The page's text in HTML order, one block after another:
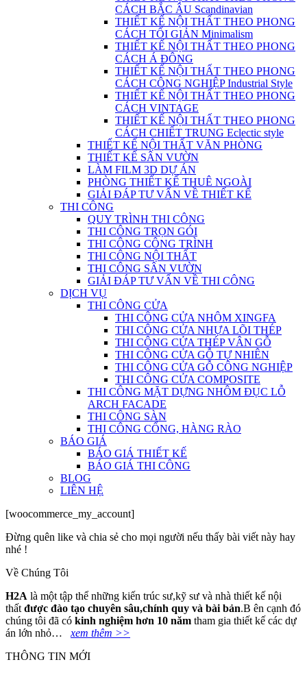
CÁCH BẮC ÂU Scandinavian
THIẾT KẾ NỘI THẤT THEO PHONG
CÁCH TỐI GIẢN Minimalism
THIẾT KẾ NỘI THẤT THEO PHONG
CÁCH Á ĐÔNG
THIẾT KẾ NỘI THẤT THEO PHONG
CÁCH CÔNG NGHIỆP Industrial Style
THIẾT KẾ NỘI THẤT THEO PHONG
CÁCH VINTAGE
THIẾT KẾ NỘI THẤT THEO PHONG
CÁCH CHIẾT TRUNG Eclectic style
THIẾT KẾ NỘI THẤT VĂN PHÒNG
THIẾT KẾ SÂN VƯỜN
LÀM FILM 3D DỰ ÁN
PHÒNG THIẾT KẾ THUÊ NGOÀI
GIẢI ĐÁP TƯ VẤN VỀ THIẾT KẾ
THI CÔNG
QUY TRÌNH THI CÔNG
THI CÔNG TRỌN GÓI
THI CÔNG CÔNG TRÌNH
THI CÔNG NỘI THẤT
THI CÔNG SÂN VƯỜN
GIẢI ĐÁP TƯ VẤN VỀ THI CÔNG
DỊCH VỤ
THI CÔNG CỬA
THI CÔNG CỬA NHÔM XINGFA
THI CÔNG CỬA NHỰA LÕI THÉP
THI CÔNG CỬA THÉP VÂN GỖ
THI CÔNG CỬA GỖ TỰ NHIÊN
THI CÔNG CỬA GỖ CÔNG NGHIỆP
THI CÔNG CỬA COMPOSITE
THI CÔNG MẶT DỰNG NHÔM ĐỤC LỖ
ARCH FACADE
THI CÔNG SÀN
THI CÔNG CỔNG, HÀNG RÀO
BÁO GIÁ
BÁO GIÁ THIẾT KẾ
BÁO GIÁ THI CÔNG
BLOG
LIÊN HỆ
[woocommerce_my_account]
Đừng quên like và chia sẻ cho mọi người nếu thấy bài viết này hay
nhé !
Về Chúng Tôi
H2A là một tập thể những kiến trúc sư,kỹ sư và nhà thiết kế nội
thấtđược đào tạo chuyên sâu,chính quy và bài bản.B ên cạnh đó
chúng tôi đã có kinh nghiệm hơn 10 năm tham gia thiết kế các dự
án lớn nhỏ…xem thêm >>
THÔNG TIN MỚI